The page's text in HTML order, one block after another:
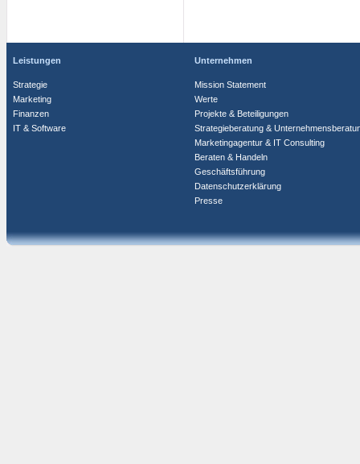
Leistungen
Strategie
Marketing
Finanzen
IT & Software
Unternehmen
Mission Statement
Werte
Projekte & Beteiligungen
Strategieberatung &
Marketingagentur & IT Consulting
Beraten & Handeln
Geschäftsführung
Datenschutzerklärung
Presse